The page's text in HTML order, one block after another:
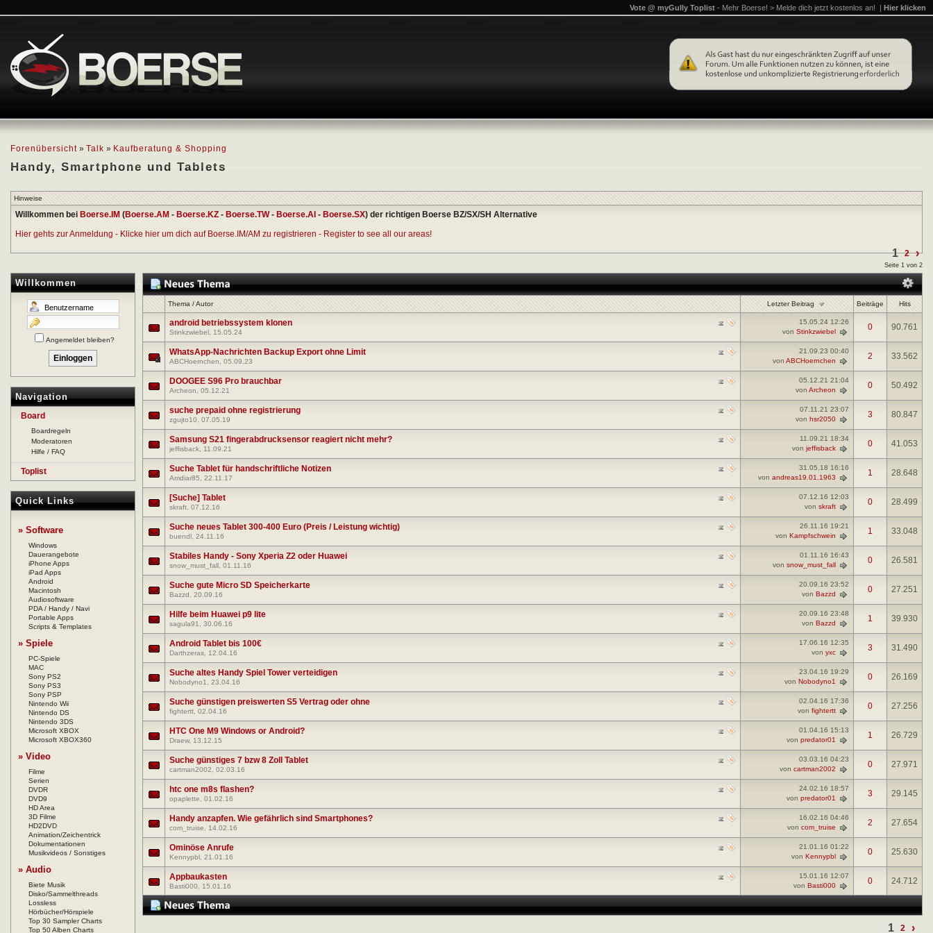
Forenübersicht » Talk » Kaufberatung & Shopping
Handy, Smartphone und Tablets
Vote @ myGully Toplist - Mehr Boerse! > Melde dich jetzt kostenlos an! | Hier klicken
Hinweise
Willkommen bei Boerse.IM (Boerse.AM - Boerse.KZ - Boerse.TW- Boerse.AI - Boerse.SX) der richtigen Boerse BZ/SX/SH Alternative
Hier gehts zur Anmeldung - Klicke hier um dich auf Boerse.IM/AM zu registrieren - Register to see all our areas!
Willkommen
Angemeldet bleiben?
Navigation
Board
Boardregeln
Moderatoren
Hilfe / FAQ
Toplist
Quick Links
» Software
Windows
Dauerangebote
iPhone Apps
iPad Apps
Android
Macintosh
Audiosoftware
PDA / Handy / Navi
Portable Apps
Scripts & Templates
» Spiele
PC-Spiele
MAC
Sony PS2
Sony PS3
Sony PSP
Nintendo Wii
Nintendo DS
Nintendo 3DS
Microsoft XBOX
Microsoft XBOX360
» Video
Filme
Serien
DVDR
DVD9
HD Area
3D Filme
HD2DVD
Animation/Zeichentrick
Dokumentationen
Musikvideos / Sonstiges
» Audio
Biete Musik
Disko/Sammelthreads
Lossless
Hörbücher/Hörspiele
Top 30 Sampler Charts
Top 50 Alben Charts
1 2 ›
Seite 1 von 2
Thema/Autor Letzter Beitrag Beiträge Hits
android betriebssystem klonen
Stinkzwiebel , 15.05.24
15.05.24 12:26
von Stinkzwiebel 0 90.761
WhatsApp-Nachrichten Backup Export ohne Limit
ABCHoernchen, 05.09.23
21.09.23 00:40
von ABCHoernchen 2 33.562
DOOGEE S96 Pro brauchbar
Archeon, 05.12.21
05.12.21 21:04
von Archeon 0 50.492
suche prepaid ohne registrierung
zgujto10, 07.05.19
07.11.21 23:07
von hsr2050 3 80.847
Samsung S21 fingerabdrucksensor reagiert nicht mehr?
jeffisback, 11.09.21
11.09.21 18:34
von jeffisback 0 41.053
Suche Tablet für handschriftliche Notizen
Amdiar85, 22.11.17
31.05.18 16:16
von andreas19.01.1963 1 28.648
[Suche] Tablet
skraft, 07.12.16
07.12.16 12:03
von skraft 0 28.499
Suche neues Tablet 300-400 Euro (Preis / Leistung wichtig)
buendl , 24.11.16
26.11.16 19:21
von Kampfschwein 1 33.048
Stabiles Handy - Sony Xperia Z2 oder Huawei
snow_must_fall , 01.11.16
01.11.16 16:43
von snow_must_fall 0 26.581
Suche gute Micro SD Speicherkarte
Bazzd , 20.09.16
20.09.16 23:52
von Bazzd 0 27.251
Hilfe beim Huawei p9 lite
sagula91, 30.06.16
20.09.16 23:48
von Bazzd 1 39.930
Android Tablet bis 100€
Darthzeras, 12.04.16
17.06.16 12:35
von yxc 3 31.490
Suche altes Handy Spiel Tower verteidigen
Nobodyno1, 23.04.16
23.04.16 19:29
von Nobodyno1 0 26.169
Suche günstigen preiswerten S5 Vertrag oder ohne
fightertt, 02.04.16
02.04.16 17:36
von fightertt 0 27.256
HTC One M9 Windows or Android?
Draew, 13.12.15
01.04.16 15:13
von predator01 1 26.729
Suche günstiges 7 bzw 8 Zoll Tablet
cartman2002, 02.03.16
03.03.16 04:23
von cartman2002 0 27.971
htc one m8s flashen?
opaplette, 01.02.16
24.02.16 18:57
von predator01 3 29.145
Handy anzapfen. Wie gefährlich sind Smartphones?
com_truise, 14.02.16
16.02.16 04:46
von com_truise 2 27.654
Ominöse Anrufe
Kennypbl , 21.01.16
21.01.16 01:22
von Kennypbl 0 25.630
Appbaukasten
Basti000, 15.01.16
15.01.16 12:07
von Basti000 0 24.712
1 2 ›